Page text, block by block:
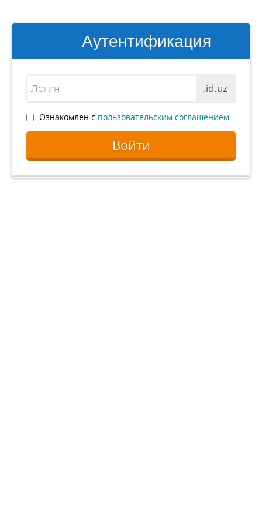
Аутентификация
.id.uz
Ознакомлен с пользовательским соглашением
Войти